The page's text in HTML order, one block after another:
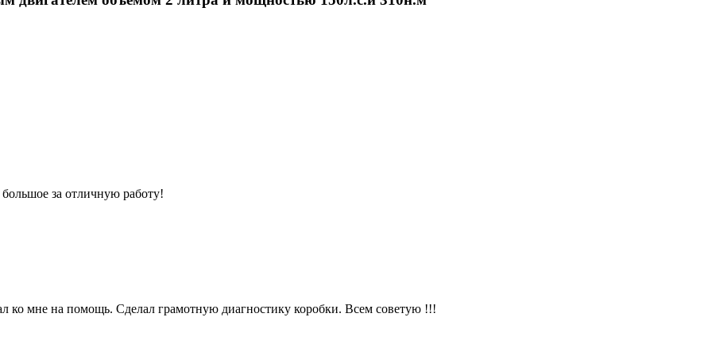
за отличную работу!
мне на помощь. Сделал грамотную диагностику коробки. Всем советую !!!